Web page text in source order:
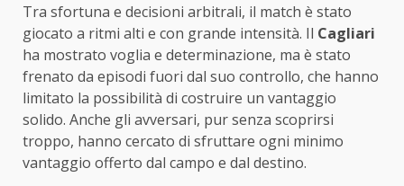
Tra sfortuna e decisioni arbitrali, il match è stato
giocato a ritmi alti e con grande intensità. Il Cagliari
ha mostrato voglia e determinazione, ma è stato
frenato da episodi fuori dal suo controllo, che hanno
limitato la possibilità di costruire un vantaggio
solido. Anche gli avversari, pur senza scoprirsi
troppo, hanno cercato di sfruttare ogni minimo
vantaggio offerto dal campo e dal destino.